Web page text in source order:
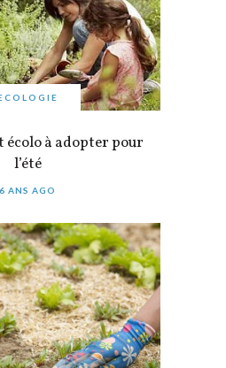
écolo à adopter pour
l’été
6 ANS AGO